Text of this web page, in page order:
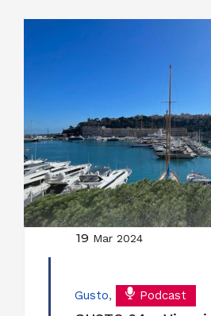
19 Mar 2024
Gusto, Podcast